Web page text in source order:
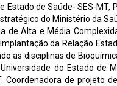
de Saúde- SES-MT,
do Ministério da
Alta e Média
da Relação
as disciplinas de
do Estado de
Coordenadora de projeto